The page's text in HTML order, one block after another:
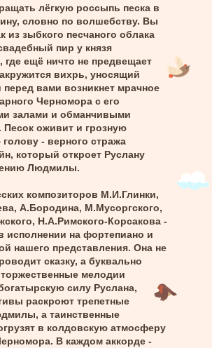
лёгкую россыпь песка в
словно по волшебству. Вы
из зыбкого песчаного облака
пир у князя
где ещё ничто не предвещает
вихрь, уносящий
вами возникнет мрачное
Черномора с его
залами и обманчивыми
Песок оживит и грозную
- верного стража
который откроет Руслану
Людмилы.
композиторов М.И.Глинки,
А.Бородина, М.Мусоргского,
Н.А.Римского‑Корсакова -
исполнении на фортепиано и
нашего представления. Она не
сказку, а буквально
мелодии
силу Руслана,
раскроют трепетные
а таинственные
в колдовскую атмосферу
В каждом аккорде -